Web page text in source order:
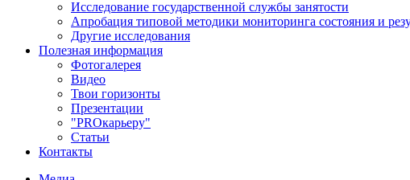
Исследование государственной службы занятости
Апробация типовой методики мониторинга состояния и
Другие исследования
Полезная информация
Фотогалерея
Видео
Твои горизонты
Презентации
"PROкарьеру"
Статьи
Контакты